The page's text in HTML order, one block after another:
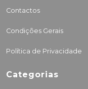
Contactos
Condições Gerais
Política de Privacidade
Categorias